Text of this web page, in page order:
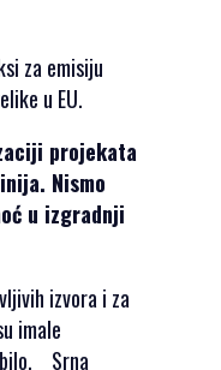
za emisiju
u EU.
projekata
Nismo
u izgradnji
izvora i za
imale
bilo. Srna